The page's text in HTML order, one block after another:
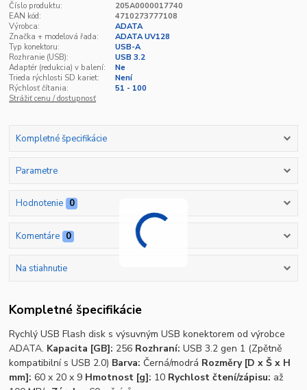
Číslo produktu:
205A0000017740
EAN kód:
4710273777108
Výrobca:
ADATA
Značka + modelová řada:
ADATA UV128
Typ konektoru:
USB-A
Rozhranie (USB):
USB 3.2
Adaptér (redukcia) v balení:
Ne
Trieda rýchlosti SD kariet:
Není
Rýchlosť čítania:
51 - 100
Strážiť cenu / dostupnosť
Kompletné špecifikácie
Parametre
Hodnotenie 0
Komentáre 0
Na stiahnutie
Kompletné špecifikácie
Rychlý USB Flash disk s výsuvným USB konektorem od výrobce
ADATA. Kapacita [GB]: 256 Rozhraní:USB 3.2 gen 1 (Zpětně
kompatibilní s USB 2.0) Barva: Černá/modrá Rozměry [D x Š x H
mm]:60 x 20 x 9 Hmotnost [g]: 10 Rychlost čtení/zápisu: až